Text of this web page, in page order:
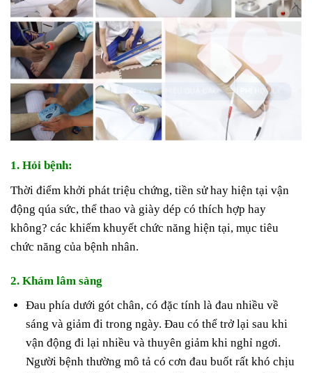
1. Hỏi bệnh:
Thời điểm khởi phát triệu chứng, tiền sử hay hiện tại vận
động qúa sức, thể thao và giày dép có thích hợp hay
không? các khiếm khuyết chức năng hiện tại, mục tiêu
chức năng của bệnh nhân.
2. Khám lâm sàng
Đau phía dưới gót chân, có đặc tính là đau nhiều về
sáng và giảm đi trong ngày. Đau có thể trở lại sau khi
vận động đi lại nhiều và thuyên giảm khi nghỉ ngơi.
Người bệnh thường mô tả có cơn đau buốt rất khó chịu